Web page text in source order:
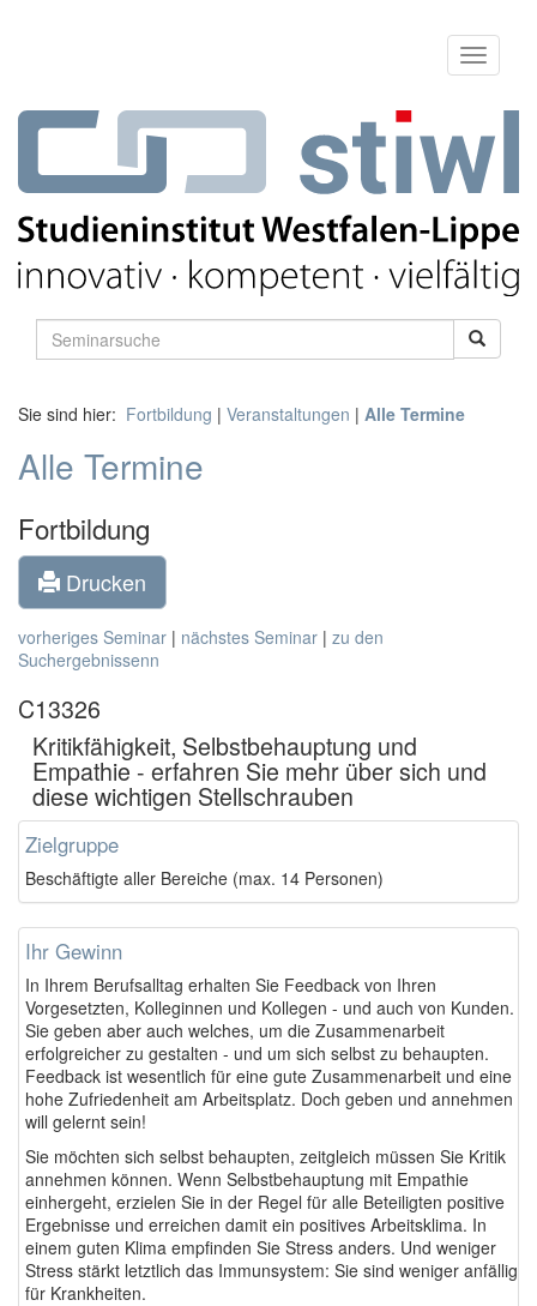
Sie sind hier: Fortbildung | Veranstaltungen | Alle Termine
Alle Termine
Fortbildung
Drucken
vorheriges Seminar | nächstes Seminar | zu den
Suchergebnissenn
C13326
Kritikfähigkeit, Selbstbehauptung und
Empathie - erfahren Sie mehr über sich und
diese wichtigen Stellschrauben
Zielgruppe
Beschäftigte aller Bereiche (max. 14 Personen)
Ihr Gewinn
In Ihrem Berufsalltag erhalten Sie Feedback von Ihren
Vorgesetzten, Kolleginnen und Kollegen - und auch von Kunden.
Sie geben aber auch welches, um die Zusammenarbeit
erfolgreicher zu gestalten - und um sich selbst zu behaupten.
Feedback ist wesentlich für eine gute Zusammenarbeit und eine
hohe Zufriedenheit am Arbeitsplatz. Doch geben und annehmen
will gelernt sein!
Sie möchten sich selbst behaupten, zeitgleich müssen Sie Kritik
annehmen können. Wenn Selbstbehauptung mit Empathie
einhergeht, erzielen Sie in der Regel für alle Beteiligten positive
Ergebnisse und erreichen damit ein positives Arbeitsklima. In
einem guten Klima empfinden Sie Stress anders. Und weniger
Stress stärkt letztlich das Immunsystem: Sie sind weniger anfällig
für Krankheiten.